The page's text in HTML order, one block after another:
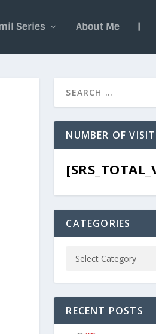
Series About Me |
NUMBER OF
CATEGORIES
RECENT POSTS